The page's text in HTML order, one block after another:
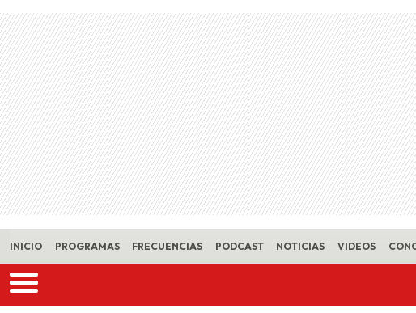
Skip to main content
INICIO PROGRAMAS FRECUENCIAS PODCAST NOTICIAS VIDEOS